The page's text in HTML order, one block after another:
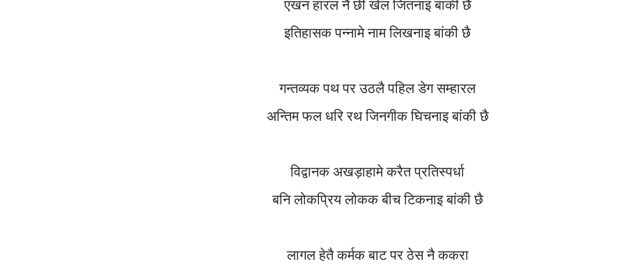
एखन हारल नै छी खेल जितनाइ बांकी छै
इतिहासक पन्नामे नाम लिखनाइ बांकी छै
गन्तव्यक पथ पर उठलै पहिल डेग सम्हारल
अन्तिम फल धरि रथ जिनगीक घिचनाइ बांकी छै
विद्वानक अखड़ाहामे करैत प्रतिस्पर्धा
बनि लोकप्रिय लोकक बीच टिकनाइ बांकी छै
लागल हेतै कर्मक बाट पर ठेस नै ककरा